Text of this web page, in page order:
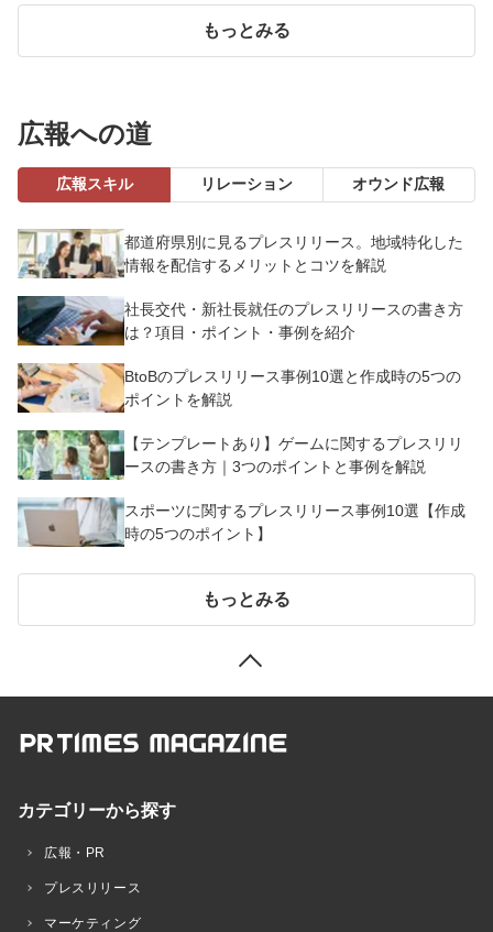
もっとみる
広報への道
広報スキル リレーション オウンド広報
都道府県別に見るプレスリリース。地域特化した
情報を配信するメリットとコツを解説
社長交代・新社長就任のプレスリリースの書き方
は？項目・ポイント・事例を紹介
BtoBのプレスリリース事例10選と作成時の5つの
ポイントを解説
【テンプレートあり】ゲームに関するプレスリリ
ースの書き方｜3つのポイントと事例を解説
スポーツに関するプレスリリース事例10選【作成
時の5つのポイント】
もっとみる
カテゴリーから探す
広報・PR
プレスリリース
マーケティング